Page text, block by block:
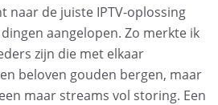
naar de juiste IPTV-oplossing
aangelopen. Zo merkte ik
zijn die met elkaar
beloven gouden bergen, maar
maar streams vol storing. Een